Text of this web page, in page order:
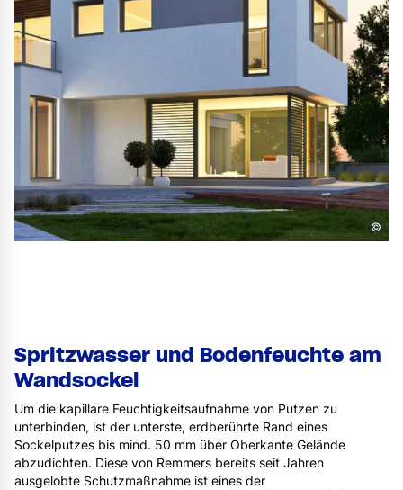
©
Spritzwasser und Bodenfeuchte am
Wandsockel
Um die kapillare Feuchtigkeitsaufnahme von Putzen zu
unterbinden, ist der unterste, erdberührte Rand eines
Sockelputzes bis mind. 50 mm über Oberkante Gelände
abzudichten. Diese von Remmers bereits seit Jahren
ausgelobte Schutzmaßnahme ist eines der